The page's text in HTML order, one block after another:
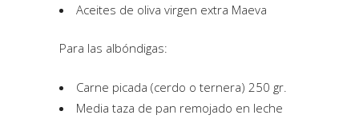
Aceites de oliva virgen extra Maeva
Para las albóndigas:
Carne picada (cerdo o ternera) 250 gr.
Media taza de pan remojado en leche